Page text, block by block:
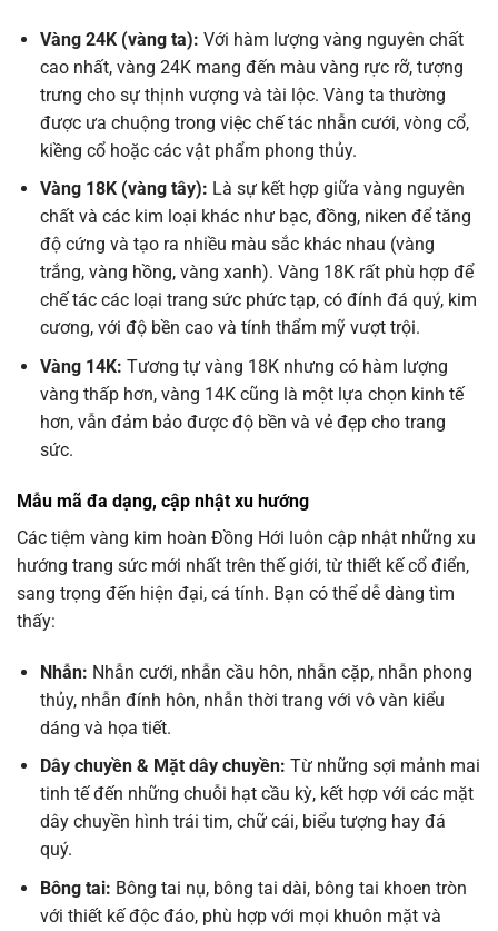
Vàng 24K (vàng ta): Với hàm lượng vàng nguyên chất
cao nhất, vàng 24K mang đến màu vàng rực rỡ, tượng
trưng cho sự thịnh vượng và tài lộc. Vàng ta thường
được ưa chuộng trong việc chế tác nhẫn cưới, vòng cổ,
kiềng cổ hoặc các vật phẩm phong thủy.
Vàng 18K (vàng tây): Là sự kết hợp giữa vàng nguyên
chất và các kim loại khác như bạc, đồng, niken để tăng
độ cứng và tạo ra nhiều màu sắc khác nhau (vàng
trắng, vàng hồng, vàng xanh). Vàng 18K rất phù hợp để
chế tác các loại trang sức phức tạp, có đính đá quý, kim
cương, với độ bền cao và tính thẩm mỹ vượt trội.
Vàng 14K: Tương tự vàng 18K nhưng có hàm lượng
vàng thấp hơn, vàng 14K cũng là một lựa chọn kinh tế
hơn, vẫn đảm bảo được độ bền và vẻ đẹp cho trang
sức.
Mẫu mã đa dạng, cập nhật xu hướng
Các tiệm vàng kim hoàn Đồng Hới luôn cập nhật những xu
hướng trang sức mới nhất trên thế giới, từ thiết kế cổ điển,
sang trọng đến hiện đại, cá tính. Bạn có thể dễ dàng tìm
thấy:
Nhẫn: Nhẫn cưới, nhẫn cầu hôn, nhẫn cặp, nhẫn phong
thủy, nhẫn đính hôn, nhẫn thời trang với vô vàn kiểu
dáng và họa tiết.
Dây chuyền & Mặt dây chuyền: Từ những sợi mảnh mai
tinh tế đến những chuỗi hạt cầu kỳ, kết hợp với các mặt
dây chuyền hình trái tim, chữ cái, biểu tượng hay đá
quý.
Bông tai: Bông tai nụ, bông tai dài, bông tai khoen tròn
với thiết kế độc đáo, phù hợp với mọi khuôn mặt và